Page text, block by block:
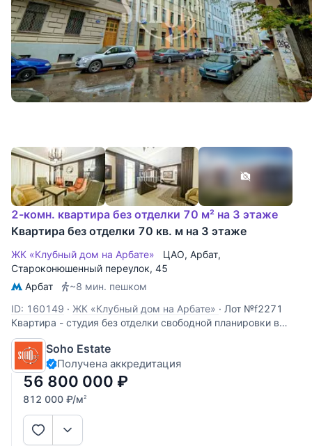
2-комн. квартира без отделки 70 м² на 3 этаже
Квартира без отделки 70 кв. м на 3 этаже
ЖК «Клубный дом на Арбате» ЦАО, Арбат,
Староконюшенный переулок, 45
Арбат
~8 мин. пешком
ID: 160149 · ЖК «Клубный дом на Арбате» · Лот №f2271
Квартира - студия без отделки свободной планировки в
клубном доме в тихом переулке Арбата. Шестиэтажный
"Клубный дом на Арбате" рассчитан на проживание 12
семей. Особняк с благоустроенным, уютным внутренним
двориком был спроектирован
Soho Estate
Получена аккредитация
56 800 000 ₽
812 000 ₽/м2